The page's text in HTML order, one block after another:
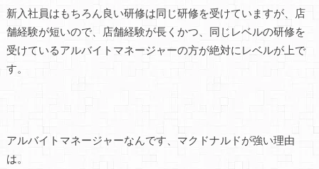
新入社員はもちろん良い研修は同じ研修を受けていますが、店
舗経験が短いので、店舗経験が長くかつ、同じレベルの研修を
受けているアルバイトマネージャーの方が絶対にレベルが上で
す。
アルバイトマネージャーなんです、マクドナルドが強い理由
は。